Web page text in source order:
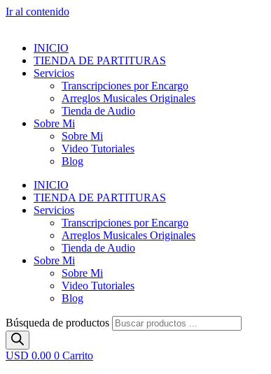
Ir al contenido
INICIO
TIENDA DE PARTITURAS
Servicios
Transcripciones por Encargo
Arreglos Musicales Originales
Tienda de Audio
Sobre Mi
Sobre Mi
Video Tutoriales
Blog
INICIO
TIENDA DE PARTITURAS
Servicios
Transcripciones por Encargo
Arreglos Musicales Originales
Tienda de Audio
Sobre Mi
Sobre Mi
Video Tutoriales
Blog
Búsqueda de productos
USD 0.00 0 Carrito